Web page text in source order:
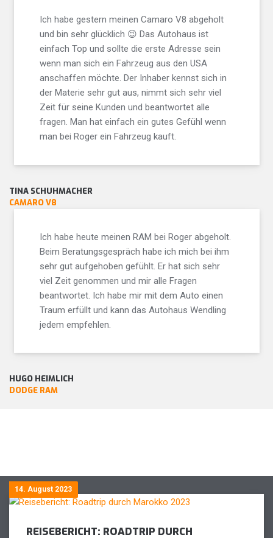
Ich habe gestern meinen Camaro V8 abgeholt
und bin sehr glücklich 😉 Das Autohaus ist
einfach Top und sollte die erste Adresse sein
wenn man sich ein Fahrzeug aus den USA
anschaffen möchte. Der Inhaber kennst sich in
der Materie sehr gut aus, nimmt sich sehr viel
Zeit für seine Kunden und beantwortet alle
fragen. Man hat einfach ein gutes Gefühl wenn
man bei Roger ein Fahrzeug kauft.
TINA SCHUHMACHER
CAMARO V8
Ich habe heute meinen RAM bei Roger abgeholt.
Beim Beratungsgespräch habe ich mich bei ihm
sehr gut aufgehoben gefühlt. Er hat sich sehr
viel Zeit genommen und mir alle Fragen
beantwortet. Ich habe mir mit dem Auto einen
Traum erfüllt und kann das Autohaus Wendling
jedem empfehlen.
HUGO HEIMLICH
DODGE RAM
14. August 2023
REISEBERICHT: ROADTRIP DURCH